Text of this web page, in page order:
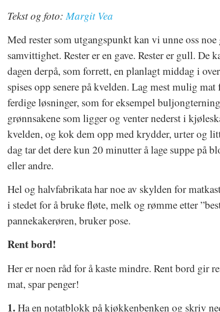
Tekst og foto: Margit Vea
Med rester som utgangspunkt kan vi unne oss
samvittighet. Rester er en gave. Rester er gull. De
dagen derpå, som forrett, en planlagt middag i
spises opp senere på kvelden. Lag mest mulig mat
ferdige løsninger, som for eksempel
grønnsakene som ligger og venter nederst i
kvelden, og kok dem opp med krydder, urter og
dag tar det dere kun 20 minutter å lage suppe på
eller andre.
Hel og halvfabrikata har noe av skylden for
i stedet for å bruke fløte, melk og rømme etter
pannekakerøren, bruker pose.
Rent bord!
Her er noen råd for å kaste mindre. Rent bord gir
mat, spar penger!
1.Ha en notatblokk på kjøkkenbenken og skriv